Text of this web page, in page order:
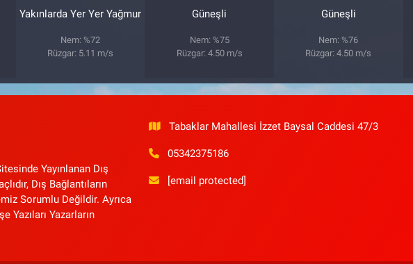
Yakınlarda Yer Yer Yağmur
Nem: %72
Rüzgar: 5.11 m/s
Güneşli
Nem: %75
Rüzgar: 4.50 m/s
Güneşli
Nem: %76
Rüzgar: 4.50 m/s
Yayınlanan Dış
Dış Bağlantıların
Sorumlu Değildir. Ayrıca
Yazıları Yazarların
Tabaklar Mahallesi İzzet Baysal Caddesi 47/3
05342375186
[email protected]